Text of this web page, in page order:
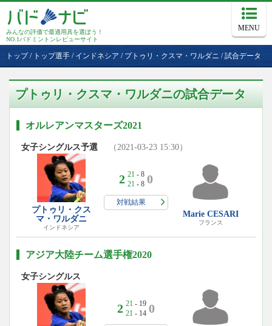
みんなの評価で最適用具を選ぼう！
NO.1バドミントンレビューサイト
MENU
トップ/ トップ選手 / インドネシア / プトゥリ・クスマ・ワルダニ /試合データ
プトゥリ・クスマ・ワルダニの試合データ
オルレアンマスターズ2021
女子シングルス予選 （2021-03-23 15:30）
プトゥリ・クス
マ・ワルダニ
インドネシア
2 21 - 8
21 - 8 0
対戦結果
Marie CESARI
フランス
アジア大陸チーム選手権2020
女子シングルス
2 21 - 19
21 - 14 0